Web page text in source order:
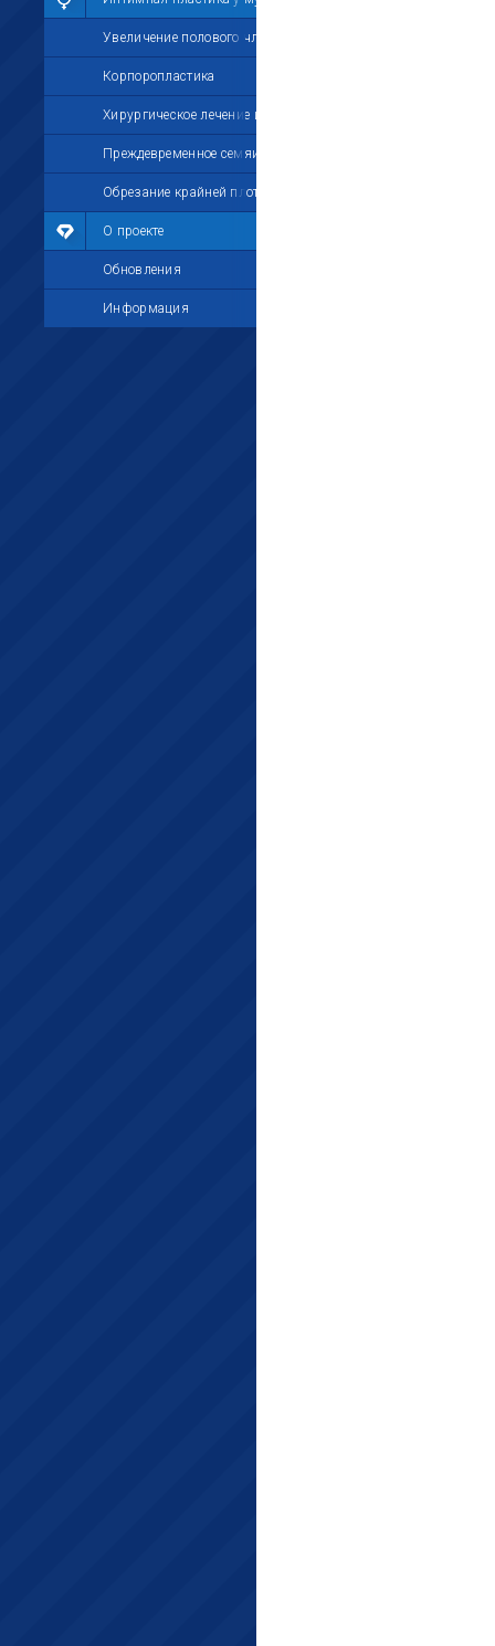
Увеличение полового члена
Корпоропластика
Хирургическое лечение импотенции
Преждевременное семяизвержение
Обрезание крайней плоти
О проекте
Обновления
Информация